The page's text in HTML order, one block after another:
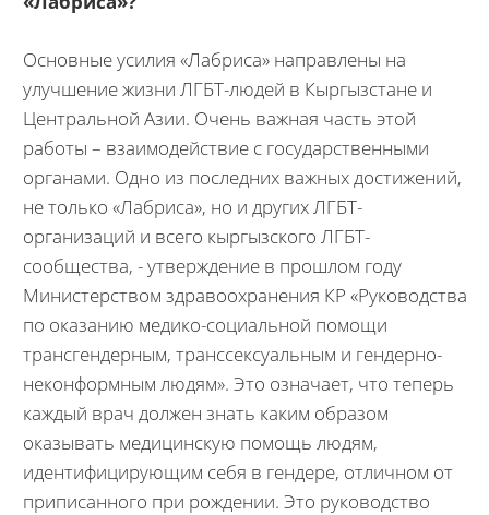
Основные усилия «Лабриса» направлены на
улучшение жизни ЛГБТ-людей в Кыргызстане и
Центральной Азии. Очень важная часть этой
работы – взаимодействие с государственными
органами. Одно из последних важных достижений,
не только «Лабриса», но и других ЛГБТ-
организаций и всего кыргызского ЛГБТ-
сообщества, - утверждение в прошлом году
Министерством здравоохранения КР «Руководства
по оказанию медико-социальной помощи
трансгендерным, транссексуальным и гендерно-
неконформным людям». Это означает, что теперь
каждый врач должен знать каким образом
оказывать медицинскую помощь людям,
идентифицирующим себя в гендере, отличном от
приписанного при рождении. Это руководство